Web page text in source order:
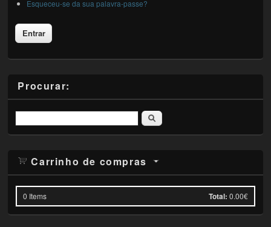
Esqueceu-se da sua palavra-passe?
Procurar:
Pesquisar
Carrinho de compras
0 Items Total: 0.00€